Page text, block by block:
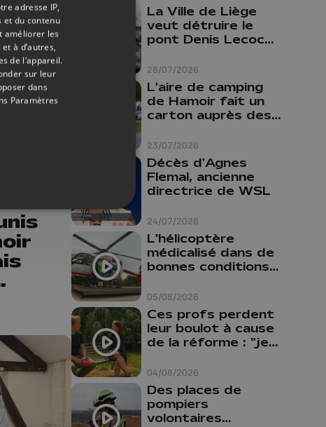
28/07/2026
La Ville de Liège
veut détruire le
pont Denis Lecocq
budget pour le
faire
23/07/2026
L'aire de camping
de Hamoir fait un
carton auprès des
24/07/2026
Décès d'Agnes
Flemal, ancienne
directrice de WSL
05/08/2026
L'hélicoptère
médicalisé dans de
bonnes conditions à
04/08/2026
Ces profs perdent
leur boulot à cause
de la réforme : "je
comme prof que
comme
pharmacienne"
Des places de
pompiers
volontaires
adresse IP,
et du contenu
améliorer les
à d’autres,
de l’appareil.
sur leur
dans
Paramètres